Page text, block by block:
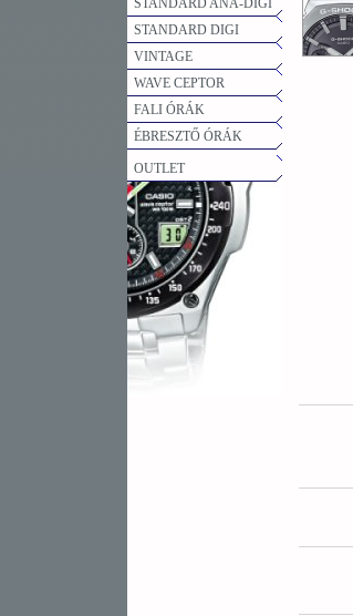
STANDARD ANA-DIGI
STANDARD DIGI
VINTAGE
WAVE CEPTOR
FALI ÓRÁK
ÉBRESZTŐ ÓRÁK
OUTLET